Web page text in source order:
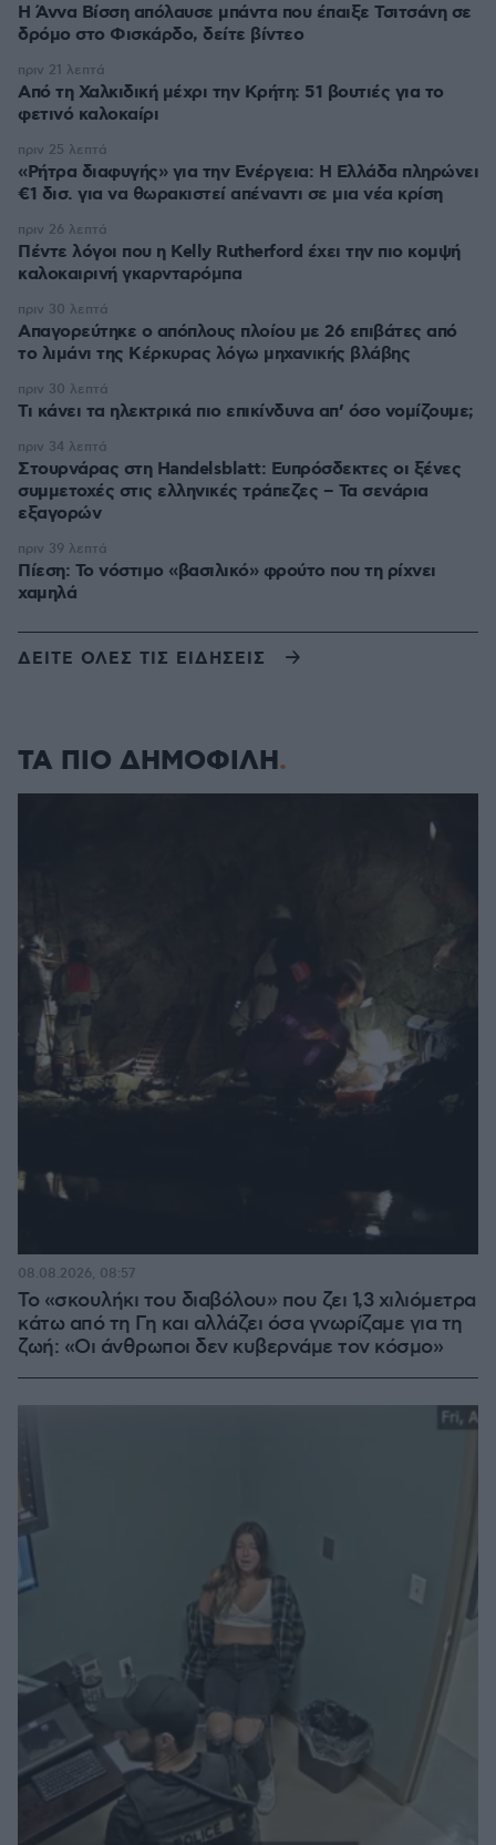
Η Άννα Βίσση απόλαυσε μπάντα που έπαιξε Τσιτσάνη σε
δρόμο στο Φισκάρδο, δείτε βίντεο
Από τη Χαλκιδική μέχρι την Κρήτη: 51 βουτιές για το
φετινό καλοκαίρι
πριν 21 λεπτά
«Ρήτρα διαφυγής» για την Ενέργεια: Η Ελλάδα πληρώνει
€1 δισ. για να θωρακιστεί απέναντι σε μια νέα κρίση
πριν 25 λεπτά
Πέντε λόγοι που η Kelly Rutherford έχει την πιο κομψή
καλοκαιρινή γκαρνταρόμπα
πριν 26 λεπτά
Απαγορεύτηκε ο απόπλους πλοίου με 26 επιβάτες από
το λιμάνι της Κέρκυρας λόγω μηχανικής βλάβης
πριν 30 λεπτά
Τι κάνει τα ηλεκτρικά πιο επικίνδυνα απ’ όσο νομίζουμε;
πριν 30 λεπτά
Στουρνάρας στη Handelsblatt: Ευπρόσδεκτες οι ξένες
συμμετοχές στις ελληνικές τράπεζες – Τα σενάρια
εξαγορών
πριν 34 λεπτά
Πίεση: Το νόστιμο «βασιλικό» φρούτο που τη ρίχνει
χαμηλά
πριν 39 λεπτά
ΔΕΙΤΕ ΟΛΕΣ ΤΙΣ ΕΙΔΗΣΕΙΣ
ΤΑ ΠΙΟ ΔΗΜΟΦΙΛΗ
Το «σκουλήκι του διαβόλου» που ζει 1,3 χιλιόμετρα
κάτω από τη Γη και αλλάζει όσα γνωρίζαμε για τη
ζωή: «Οι άνθρωποι δεν κυβερνάμε τον κόσμο»
08.08.2026, 08:57